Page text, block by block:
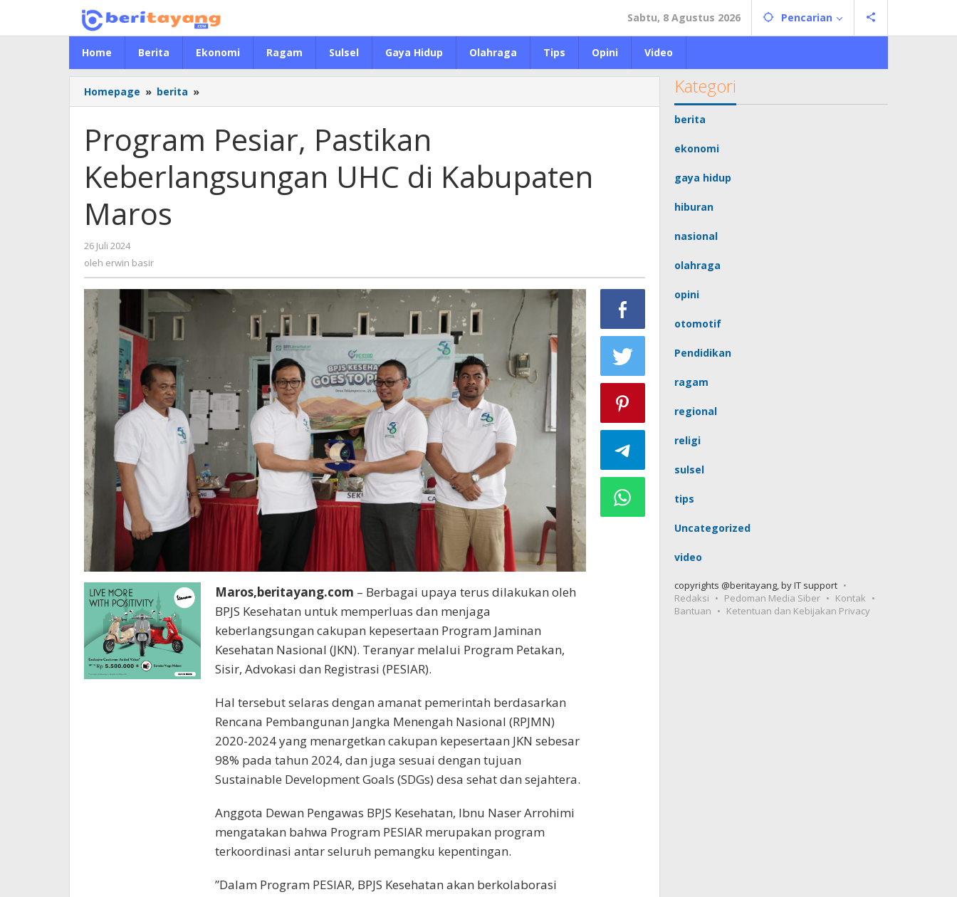
konten
Sabtu, 8 Agustus 2026 Pencarian
Home Berita Ekonomi Ragam Sulsel Gaya Hidup Olahraga Tips Opini Video
Homepage » berita »
Pesiar,
Keberlangsungan
UHC
Kabupaten
Maros
Program Pesiar, Pastikan
Keberlangsungan UHC di Kabupaten
Maros
26 Juli 2024
erwin
oleh erwin basir
Maros,beritayang.com – Berbagai upaya terus dilakukan oleh
BPJS Kesehatan untuk memperluas dan menjaga
keberlangsungan cakupan kepesertaan Program Jaminan
Kesehatan Nasional (JKN). Teranyar melalui Program Petakan,
Sisir, Advokasi dan Registrasi (PESIAR).
Hal tersebut selaras dengan amanat pemerintah berdasarkan
Rencana Pembangunan Jangka Menengah Nasional (RPJMN)
2020-2024 yang menargetkan cakupan kepesertaan JKN sebesar
98% pada tahun 2024, dan juga sesuai dengan tujuan
Sustainable Development Goals (SDGs) desa sehat dan sejahtera.
Anggota Dewan Pengawas BPJS Kesehatan, Ibnu Naser Arrohimi
mengatakan bahwa Program PESIAR merupakan program
terkoordinasi antar seluruh pemangku kepentingan.
”Dalam Program PESIAR, BPJS Kesehatan akan berkolaborasi
Kategori
berita
ekonomi
gaya hidup
hiburan
nasional
olahraga
opini
otomotif
Pendidikan
ragam
regional
religi
sulsel
tips
Uncategorized
video
copyrights @beritayang, by IT support
Redaksi
Pedoman Media Siber
Kontak
Bantuan
Ketentuan dan Kebijakan Privacy